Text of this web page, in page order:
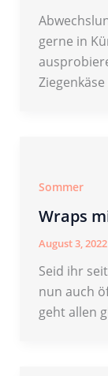
gerne in
Sommer
Wraps
August 3, 2022
Seid ihr
nun auch
geht allen